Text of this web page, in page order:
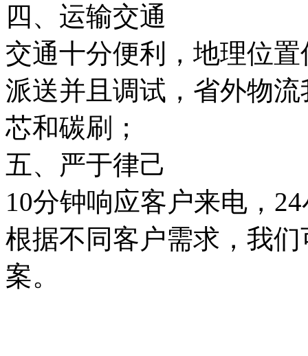
四、运输交通
交通十分便利，地理位
派送并且调试，省外物
芯和碳刷；
五、严于律己
10分钟响应客户来电，
根据不同客户需求，我
案。